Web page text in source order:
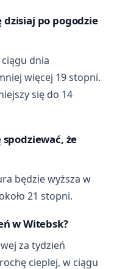
dzisiaj po pogodzie
ciągu dnia
więcej 19 stopni.
się do 14
że
będzie wyższa w
21 stopni.
w Witebsk?
za tydzień
cieplej, w ciągu